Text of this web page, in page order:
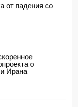
на хозяина
комплексная
и жены в
от падения со
о
Ирана